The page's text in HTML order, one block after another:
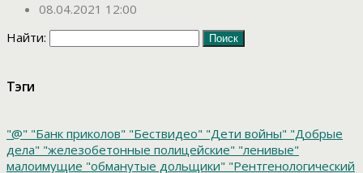
08.04.2021 12:00
Найти:
Тэги
"@" "Банк приколов" "Бествидео" "Дети войны" "Добрые
дела" "железобетонные полицейские" "ленивые"
малоимущие "обманутые дольщики" "Рентгенологический